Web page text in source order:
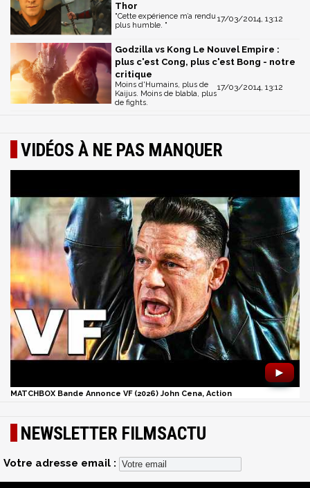
Thor
17/03/2014, 13:12
"Cette expérience m’a rendu
plus humble. "
Godzilla vs Kong Le Nouvel Empire :
plus c'est Cong, plus c'est Bong - notre
critique
17/03/2014, 13:12
Moins d'Humains, plus de
Kaijus. Moins de blabla, plus
de fights.
VIDÉOS À NE PAS MANQUER
►
MATCHBOX Bande Annonce VF (2026) John Cena, Action
NEWSLETTER FILMSACTU
Votre adresse email :